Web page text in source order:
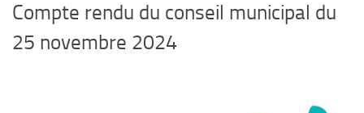
Compte rendu du conseil municipal du
25 novembre 2024